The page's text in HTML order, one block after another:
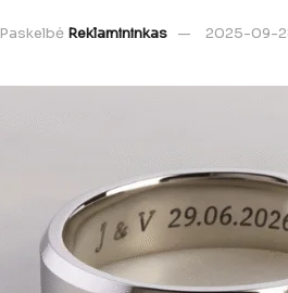
Paskelbė Reklamininkas 2025-09-